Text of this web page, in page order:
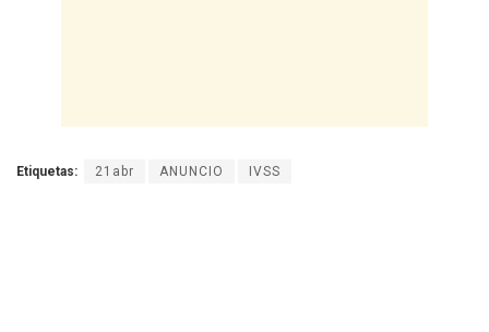
Etiquetas: 21abr ANUNCIO IVSS